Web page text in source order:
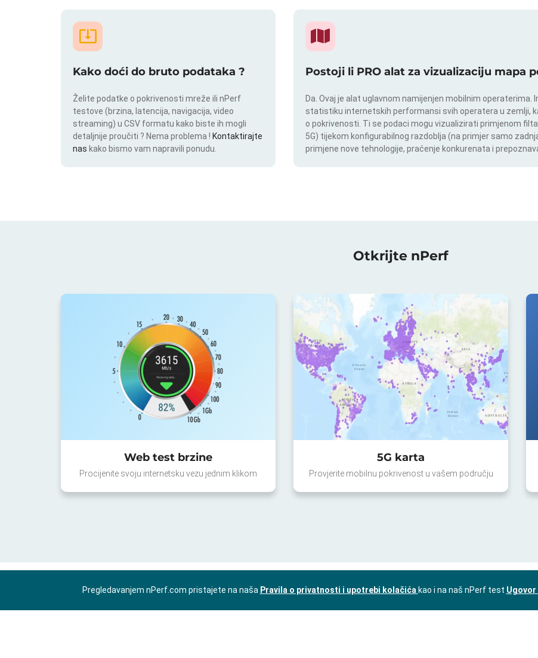
Kako doći do bruto podataka ?
Želite podatke o pokrivenosti mreže ili nPerf
testove (brzina, latencija, navigacija, video
streaming) u CSV formatu kako biste ih mogli
detaljnije proučiti ? Nema problema ! Kontaktirajte
nas kako bismo vam napravili ponudu.
Postoji li PRO alat za vizualizaciju mapa
Da. Ovaj je alat uglavnom namijenjen mobilnim
statistiku internetskih performansi svih operatera u zemlji,
o pokrivenosti. Ti se podaci mogu vizualizirati primjenom
5G) tijekom konfigurabilnog razdoblja (na primjer samo
primjene nove tehnologije, praćenje konkurenata i
Otkrijte nPerf
Web test brzine
Procijenite svoju internetsku vezu jednim klikom
5G karta
Provjerite mobilnu pokrivenost u vašem području
Pregledavanjem nPerf.com pristajete na naša Pravila o privatnosti i upotrebi kolačića kao i na naš nPerf test